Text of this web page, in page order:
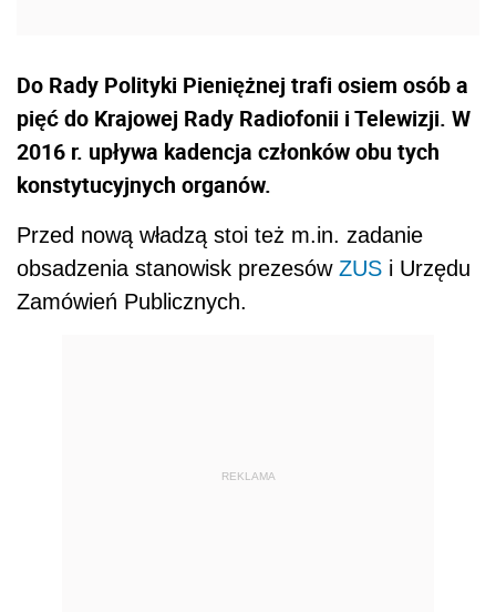
Do Rady Polityki Pieniężnej trafi osiem osób a
pięć do Krajowej Rady Radiofonii i Telewizji. W
2016 r. upływa kadencja członków obu tych
konstytucyjnych organów.
Przed nową władzą stoi też m.in. zadanie
obsadzenia stanowisk prezesów ZUS i Urzędu
Zamówień Publicznych.
REKLAMA